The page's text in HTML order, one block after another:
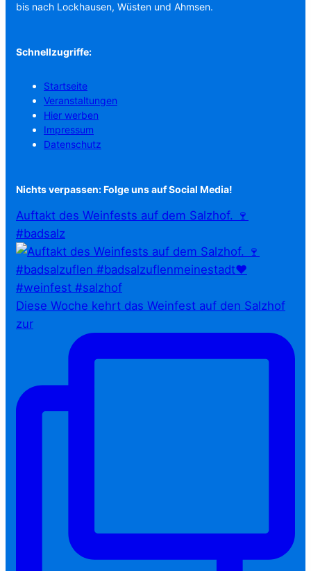
bis nach Lockhausen, Wüsten und Ahmsen.
Schnellzugriffe:
Startseite
Veranstaltungen
Hier werben
Impressum
Datenschutz
Nichts verpassen: Folge uns auf Social Media!
Auftakt des Weinfests auf dem Salzhof. 🍷
#badsalz
Diese Woche kehrt das Weinfest auf den Salzhof
zur